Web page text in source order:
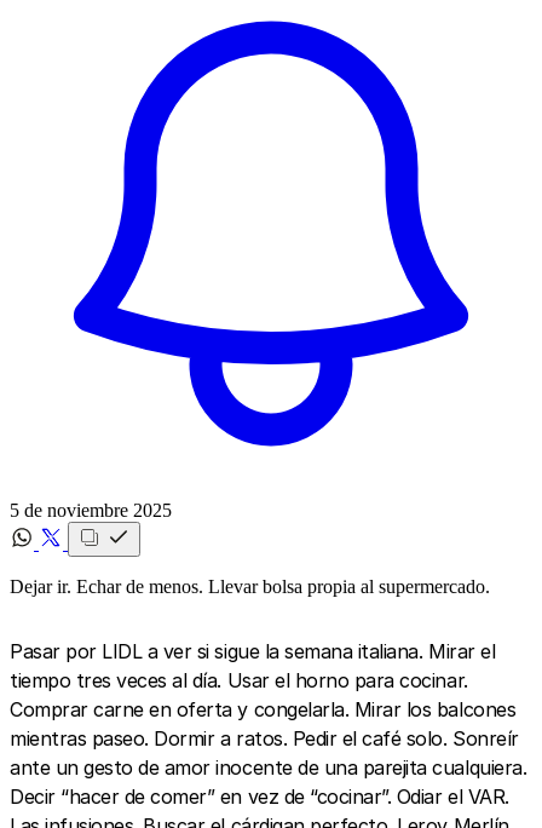
5 de noviembre 2025
Dejar ir. Echar de menos. Llevar bolsa propia al supermercado.
Pasar por LIDL a ver si sigue la semana italiana. Mirar el
tiempo tres veces al día. Usar el horno para cocinar.
Comprar carne en oferta y congelarla. Mirar los balcones
mientras paseo. Dormir a ratos. Pedir el café solo. Sonreír
ante un gesto de amor inocente de una parejita cualquiera.
Decir “hacer de comer” en vez de “cocinar”. Odiar el VAR.